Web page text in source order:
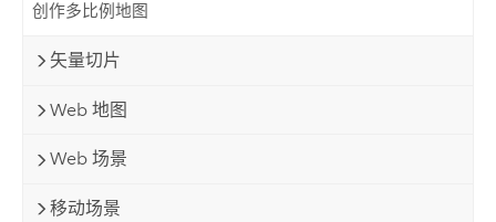
创作多比例地图
矢量切片
Web 地图
Web 场景
移动场景